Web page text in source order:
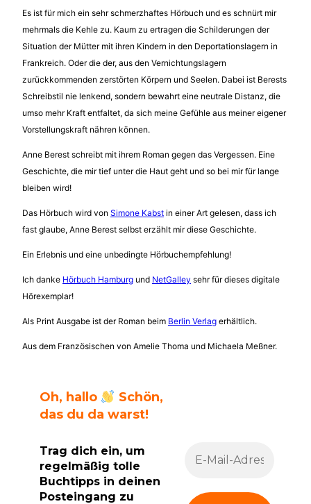
Es ist für mich ein sehr schmerzhaftes Hörbuch und es schnürt mir
mehrmals die Kehle zu. Kaum zu ertragen die Schilderungen der
Situation der Mütter mit ihren Kindern in den Deportationslagern in
Frankreich. Oder die der, aus den Vernichtungslagern
zurückkommenden zerstörten Körpern und Seelen. Dabei ist Berests
Schreibstil nie lenkend, sondern bewahrt eine neutrale Distanz, die
umso mehr Kraft entfaltet, da sich meine Gefühle aus meiner eigener
Vorstellungskraft nähren können.
Anne Berest schreibt mit ihrem Roman gegen das Vergessen. Eine
Geschichte, die mir tief unter die Haut geht und so bei mir für lange
bleiben wird!
Das Hörbuch wird von Simone Kabst in einer Art gelesen, dass ich
fast glaube, Anne Berest selbst erzählt mir diese Geschichte.
Ein Erlebnis und eine unbedingte Hörbuchempfehlung!
Ich danke Hörbuch Hamburg und NetGalley sehr für dieses digitale
Hörexemplar!
Als Print Ausgabe ist der Roman beim Berlin Verlag erhältlich.
Aus dem Französischen von Amelie Thoma und Michaela Meßner.
Oh, hallo
Schön,
das du da warst!
Trag dich ein, um
regelmäßig tolle
Buchtipps in deinen
Posteingang zu